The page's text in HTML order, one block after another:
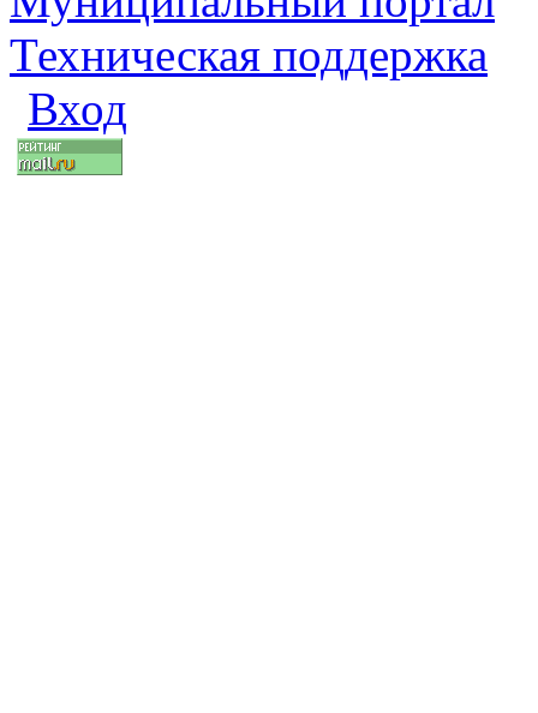
Техническая поддержка
Вход